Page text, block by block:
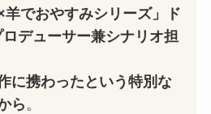
羊でおやすみシリーズ」ド
デューサー兼シナリオ担
に携わったという特別な
ら。